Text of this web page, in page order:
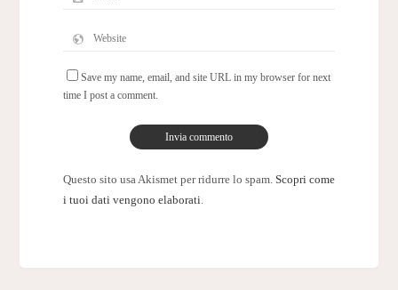
Save my name, email, and site URL in my browser for next
time I post a comment.
Questo sito usa Akismet per ridurre lo spam. Scopri come
i tuoi dati vengono elaborati.